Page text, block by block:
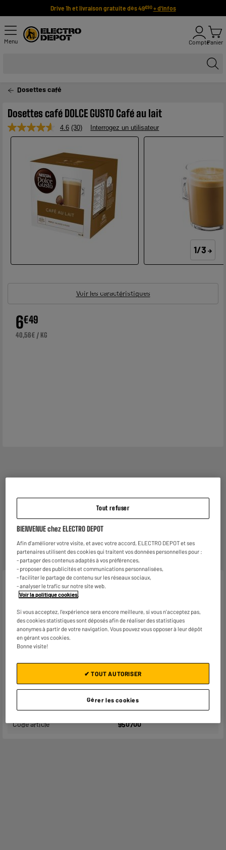
Drive 1h et livraison gratuite dès 49€90 + d'infos
Menu ComptePanier
Dosettes café
Dosettes café DOLCE GUSTO Café au lait
4.6 Lire
30
Lien
sur
même
page.
(30) Interrogez un utilisateur
1/3
Voir les caractéristiques
6€49
40,56€ / KG
C'estgratuit !En savoir +
ELECTROSÛR
Une assurance à vie à partir de
appareils de votre foyer achetés chez nous ou ailleurs.
En savoir +
Caractéristiques
Type de produit Capsules café
Utilisation
complémentaires
16 dosettes café au lait
Code article 950700
Tout refuser
BIENVENUE chez ELECTRO DEPOT
Afin d'améliorer votre visite, et avec votre accord, ELECTRO DEPOT et ses
partenaires utilisent des cookies qui traitent vos données personnelles pour :
- partager des contenus adaptés à vos préférences,
- proposer des publicités et communications personnalisées,
- faciliter le partage de contenu sur les réseaux sociaux,
- analyser le trafic sur notre site web.
Voir la politique cookies.
Si vous acceptez, l'expérience sera encore meilleure, si vous n'acceptez pas,
des cookies statistiques sont déposés afin de réaliser des statistiques
anonymes à partir de votre navigation. Vous pouvez vous opposer à leur dépôt
en gérant vos cookies.
Bonne visite!
Gérer les cookies
✔ TOUT AUTORISER